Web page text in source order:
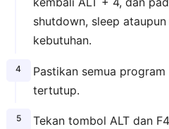
shutdown, sleep
kebutuhan.
Pastikan semua
tertutup.
Tekan tombol ALT dan